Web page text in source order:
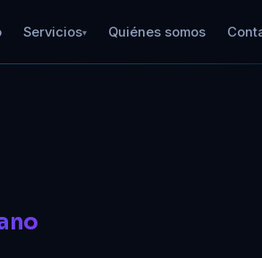
Servicios▾ Quiénes somos